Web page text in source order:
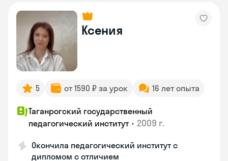
Ксения
5 от 1590 ₽ за урок 16 лет опыта
Таганрогский государственный
педагогический институт • 2009 г.
Окончила педагогический институт с
дипломом с отличием